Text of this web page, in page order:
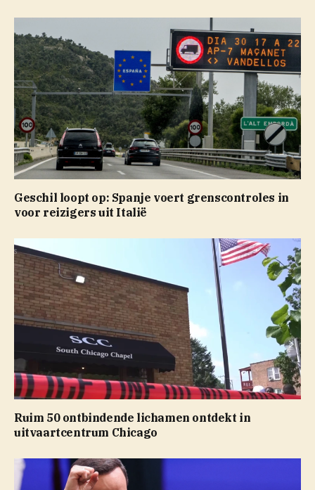
Geschil loopt op: Spanje voert grenscontroles in
voor reizigers uit Italië
Ruim 50 ontbindende lichamen ontdekt in
uitvaartcentrum Chicago